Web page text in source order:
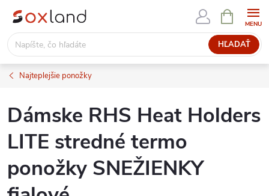
Prejsť
obsah
HĽADAŤ
KOŠÍK
Najteplejšie ponožky
Dámske RHS Heat Holders
LITE stredné termo
ponožky SNEŽIENKY